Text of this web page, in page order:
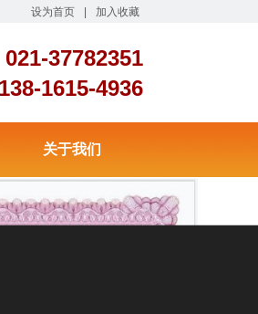
设为首页 加入收藏
021-37782351
138-1615-4936
关于我们